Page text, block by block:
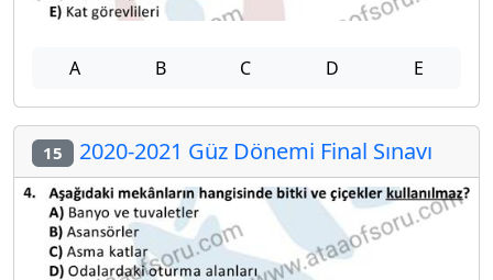
A B C D E
15 2020-2021 Güz Dönemi Final Sınavı